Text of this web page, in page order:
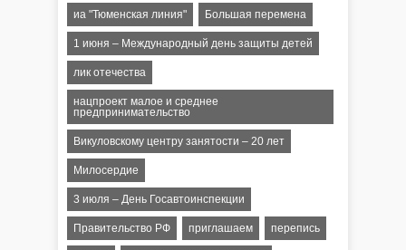
иа "Тюменская линия" Большая перемена
1 июня – Международный день защиты детей
лик отечества
нацпроект малое и среднее
предпринимательство
Викуловскому центру занятости – 20 лет
Милосердие
3 июля – День Госавтоинспекции
Правительство РФ приглашаем перепись